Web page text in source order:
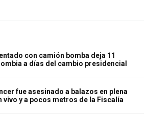
con camión bomba deja 11
a días del cambio presidencial
fue asesinado a balazos en plena
vivo y a pocos metros de la Fiscalía